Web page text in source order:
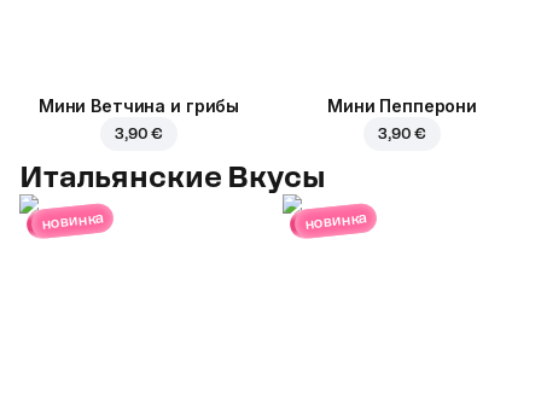
Мини Ветчина и грибы
3,90 €
Мини Пепперони
3,90 €
Итальянские Вкусы
новинка новинка